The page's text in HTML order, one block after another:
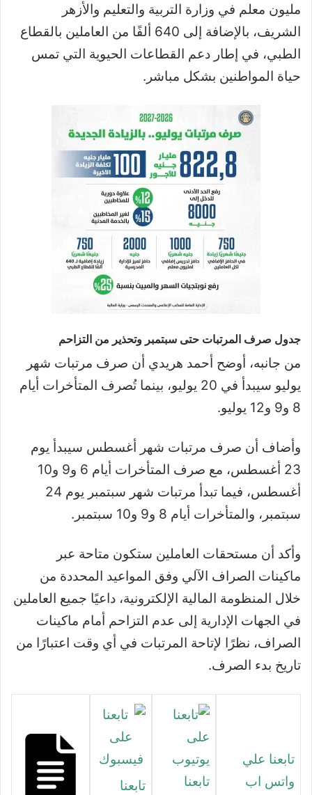
مليون معلم في وزارة التربية والتعليم والأزهر
الشريف، بالإضافة إلى 640 ألفًا من العاملين بالقطاع
الطبي، في إطار دعم القطاعات الحيوية التي تمس
حياة المواطنين بشكل مباشر.
جدول صرف المرتبات حتى سبتمبر وتحذير من التزاحم
من جانبه، أوضح أحمد هريدي أن صرف مرتبات شهر
يوليو سيبدأ في 20 يوليو، بينما تُصرف المتأخرات أيام
8 و9 و12 يوليو.
وأضاف أن صرف مرتبات شهر أغسطس سيبدأ يوم
23 أغسطس، مع صرف المتأخرات أيام 6 و9 و10
أغسطس، فيما تبدأ مرتبات شهر سبتمبر يوم 24
سبتمبر، والمتأخرات أيام 8 و9 و10 سبتمبر.
وأكد أن مستحقات العاملين ستكون متاحة عبر
ماكينات الصراف الآلي وفق المواعيد المحددة من
خلال المنظومة المالية الإلكترونية، داعيًا جميع العاملين
في الجهات الإدارية إلى عدم التزاحم أمام ماكينات
الصراف، نظرًا لإتاحة المرتبات في أي وقت اعتبارًا من
تاريخ بدء الصرف.
تابعنا علي
واتس اب
تابعنا
تابعنا